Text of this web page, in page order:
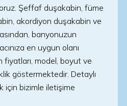
Şeffaf duşakabin, füme
akordiyon duşakabin ve
banyonuzun
en uygun olanı
fiyatları, model, boyut ve
göstermektedir. Detaylı
için bizimle iletişime